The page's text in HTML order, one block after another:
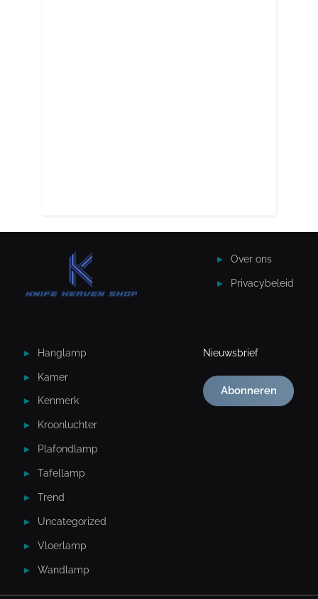
Over ons
Privacybeleid
Hanglamp
Kamer
Kenmerk
Kroonluchter
Plafondlamp
Tafellamp
Trend
Uncategorized
Vloerlamp
Wandlamp
Nieuwsbrief
Abonneren